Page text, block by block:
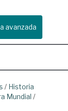
avanzada
/ Historia
Mundial /